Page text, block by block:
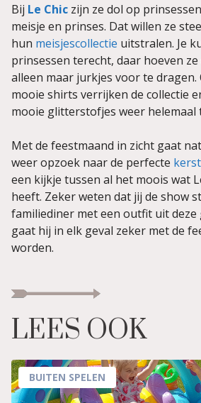
Bij Le Chic zijn ze dol op
meisje en prinses. Dat willen ze
hun meisjescollectie uitstralen. Je
prinsessen terecht, daar hoeven
alleen maar jurkjes voor te dragen.
mooie shirts verrijken de collectie
mooie glitterstofjes weer helemaal
Met de feestmaand in zicht gaat
weer opzoek naar de perfecte
een kijkje tussen al het moois wat
heeft. Zeker weten dat jij de show
familiediner met een outfit uit deze
gaat hij in elk geval zeker met de
worden.
LEES OOK
BUITEN SPELEN